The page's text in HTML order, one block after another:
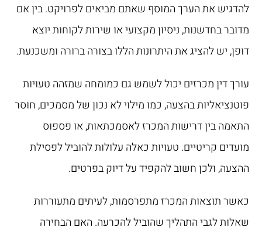
להדגיש את הערך המוסף שאתם מביאים לפרויקט. בין אם
מדובר בחדשנות, ניסיון מקצועי או שירות לקוחות יוצא
דופן, יש להציג את היתרונות הללו בצורה ברורה ומשכנעת.
עורך דין מכרזים יכול לשמש גם כמומחה שמזהה טעויות
פוטנציאליות בהצעה, כמו מילוי לא נכון של מסמכים, חוסר
התאמה בין דרישות המכרז לאסמכתאות, או פספוס
מועדים קריטיים. טעויות כאלה עלולות להוביל לפסילת
ההצעה, ולכן חשוב להקפיד על דיוק בפרטים.
כאשר תוצאות המכרז מתפרסמות, לעיתים מתעוררות
שאלות לגבי התהליך שהוביל להכרעה. האם הבחירה